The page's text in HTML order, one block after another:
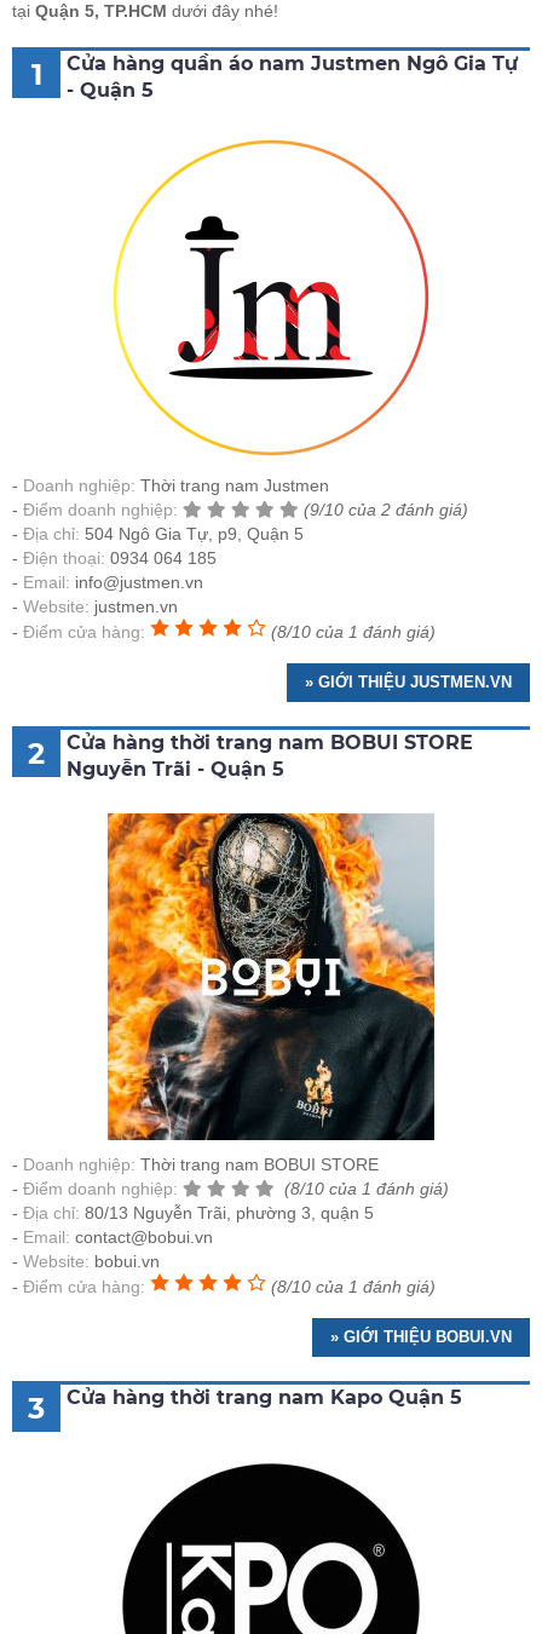
tại Quận 5, TP.HCM dưới đây nhé!
1
Cửa hàng quần áo nam Justmen Ngô Gia Tự
- Quận 5
Doanh nghiệp: Thời trang nam Justmen
Điểm doanh nghiệp:
(9/10 của 2 đánh giá)
Địa chỉ: 504 Ngô Gia Tự, p9, Quận 5
Điện thoại: 0934 064 185
Email: info@justmen.vn
Website: justmen.vn
Điểm cửa hàng:
(8/10 của 1 đánh giá)
» GIỚI THIỆU JUSTMEN.VN
2
Cửa hàng thời trang nam BOBUI STORE
Nguyễn Trãi - Quận 5
Doanh nghiệp: Thời trang nam BOBUI STORE
Điểm doanh nghiệp:
(8/10 của 1 đánh giá)
Địa chỉ: 80/13 Nguyễn Trãi, phường 3, quận 5
Email: contact@bobui.vn
Website: bobui.vn
Điểm cửa hàng:
(8/10 của 1 đánh giá)
» GIỚI THIỆU BOBUI.VN
3 Cửa hàng thời trang nam Kapo Quận 5